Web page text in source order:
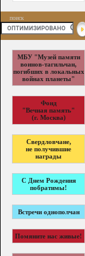
поиск
МБУ "Музей памяти
воинов-тагильчан,
погибших в локальных
войнах планеты"
Фонд
"Вечная память"
(г. Москва)
Свердловчане,
не получившие
награды
С Днем Рождения
побратимы!
Встречи однополчан
Помяните нас живые!